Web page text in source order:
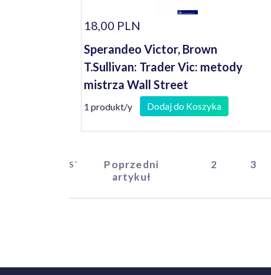
18,00 PLN
Sperandeo Victor, Brown
T.Sullivan: Trader Vic: metody
mistrza Wall Street
1 produkt/y Dodaj do Koszyka
START
Poprzedni
artykuł
2 3